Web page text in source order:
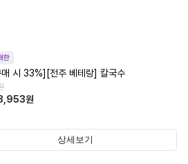
한
매 시 33%][전주 베테랑] 칼국수
원
상세보기